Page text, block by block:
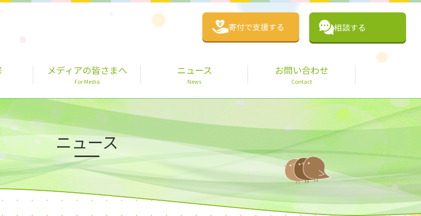
寄付で支援する 相談する
メディアの皆さまへ
For Media
ニュース
News
お問い合わせ
Contact
ニュース